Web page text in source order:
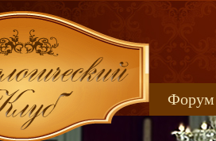
Форум